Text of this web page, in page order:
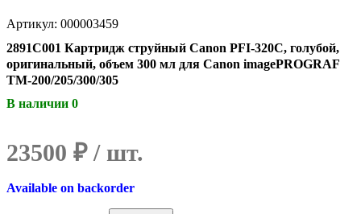
Артикул: 000003459
2891C001 Картридж струйный Canon PFI-320C, голубой,
оригинальный, объем 300 мл для Canon imagePROGRAF
TM-200/205/300/305
В наличии 0
23500 ₽
Available on backorder